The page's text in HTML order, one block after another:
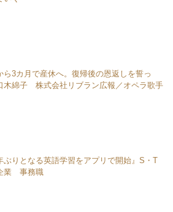
ら3カ月で産休へ。復帰後の恩返しを誓っ
木綿子 株式会社リブラン広報／オペラ歌手
ぶりとなる英語学習をアプリで開始』S・T
業 事務職